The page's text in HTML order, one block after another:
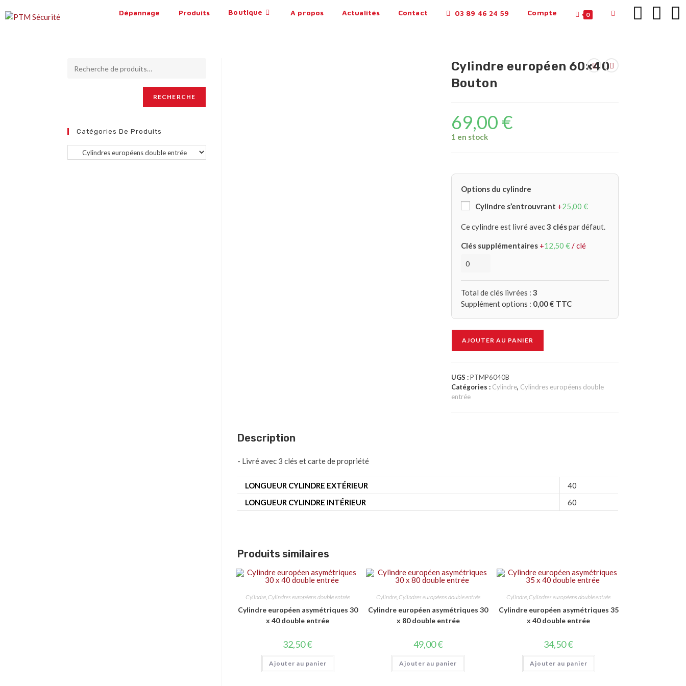
Dépannage Produits Boutique A propos Actualités Contact 03 89 46 24 59 Compte 0
Cylindre européen 60×40
Bouton
69,00 €
1 en stock
Options du cylindre
Cylindre s’entrouvrant +25,00 €
Ce cylindre est livré avec3 cléspar défaut.
Clés supplémentaires +12,50 €/ clé
Total de clés livrées : 3
Supplément options : 0,00€ TTC
AJOUTER AU PANIER
UGS :PTMP6040B
Catégories : Cylindre, Cylindres européens double
entrée
Description
- Livré avec 3 clés et carte de propriété
LONGUEUR CYLINDRE EXTÉRIEUR
40
LONGUEUR CYLINDRE INTÉRIEUR
60
Produits similaires
Cylindre, Cylindres européens double entrée
Cylindre européen asymétriques 30
x 40 double entrée
32,50€
Ajouter au panier
Cylindre, Cylindres européens double entrée
Cylindre européen asymétriques 30
x 80 double entrée
49,00€
Ajouter au panier
Cylindre, Cylindres européens double entrée
Cylindre européen asymétriques 35
x 40 double entrée
34,50€
Ajouter au panier
RECHERCHE
Catégories De Produits